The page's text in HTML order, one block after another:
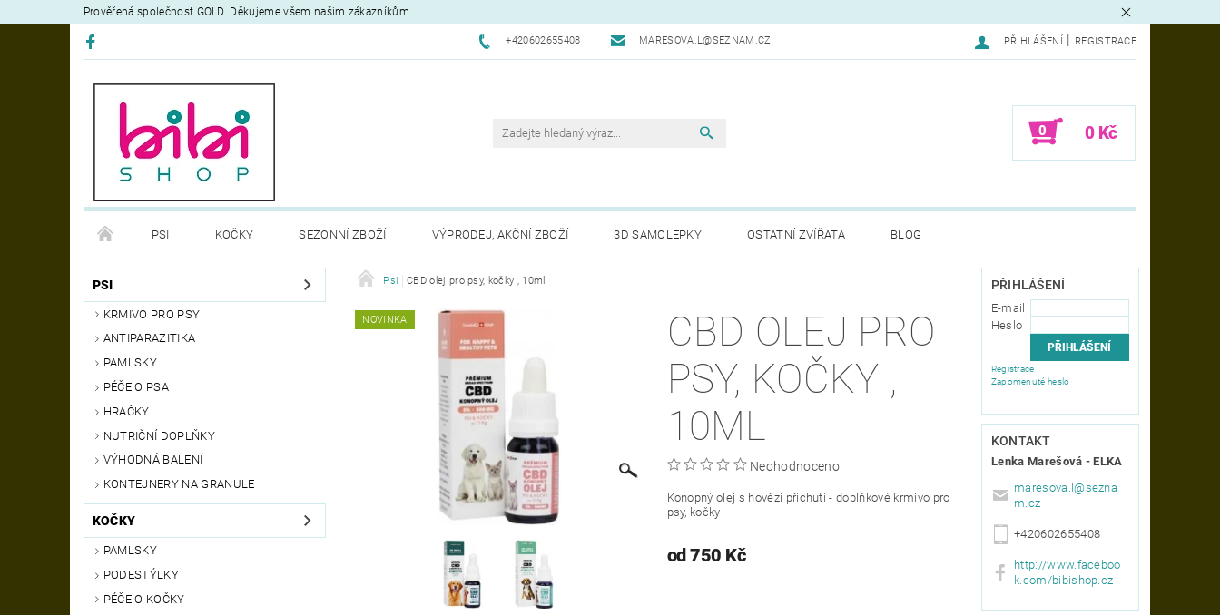
Prověřená společnost GOLD. Děkujeme všem našim zákazníkům.
+420602655408 MARESOVA.L@SEZNAM.CZ PŘIHLÁŠENÍ REGISTRACE
0 0 Kč
PSI KOČKY SEZONNÍ ZBOŽÍ VÝPRODEJ, AKČNÍ ZBOŽÍ 3D SAMOLEPKY OSTATNÍ ZVÍŘATA BLOG
DEZINFEKČNÍ PROSTŘEDKY VÝCVIK OBCHODNÍ PODMÍNKY
PSI
KRMIVO PRO PSY
ANTIPARAZITIKA
PAMLSKY
PÉČE O PSA
HRAČKY
NUTRIČNÍ DOPLŇKY
VÝHODNÁ BALENÍ
KONTEJNERY NA GRANULE
KOČKY
PAMLSKY
PODESTÝLKY
PÉČE O KOČKY
Psi CBD olej pro psy, kočky , 10ml
NOVINKA
CBD OLEJ PRO
PSY, KOČKY ,
10ML
Neohodnoceno
Konopný olej s hovězí příchutí - doplňkové krmivo pro
psy, kočky
od 750 Kč
PŘIHLÁŠENÍ
E-mail
Heslo
Registrace
Zapomenuté heslo
KONTAKT
Lenka Marešová - ELKA
maresova.l@sezna
m.cz
+420602655408
http://www.faceboo
k.com/bibishop.cz